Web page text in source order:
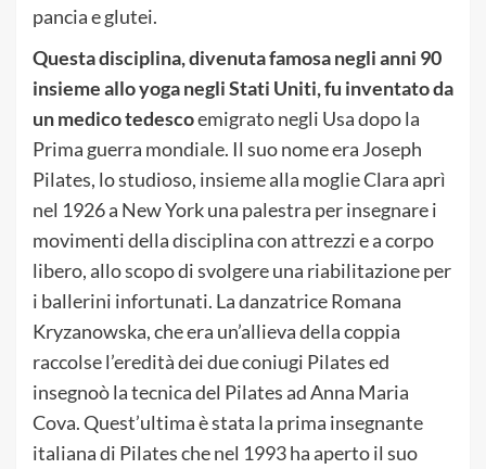
pancia e glutei.
Questa disciplina, divenuta famosa negli anni 90
insieme allo yoga negli Stati Uniti, fu inventato da
un medico tedescoemigrato negli Usa dopo la
Prima guerra mondiale. Il suo nome era Joseph
Pilates, lo studioso, insieme alla moglie Clara aprì
nel 1926 a New York una palestra per insegnare i
movimenti della disciplina con attrezzi e a corpo
libero, allo scopo di svolgere una riabilitazione per
i ballerini infortunati. La danzatrice Romana
Kryzanowska, che era un’allieva della coppia
raccolse l’eredità dei due coniugi Pilates ed
insegnoò la tecnica del Pilates ad Anna Maria
Cova. Quest’ultima è stata la prima insegnante
italiana di Pilates che nel 1993 ha aperto il suo